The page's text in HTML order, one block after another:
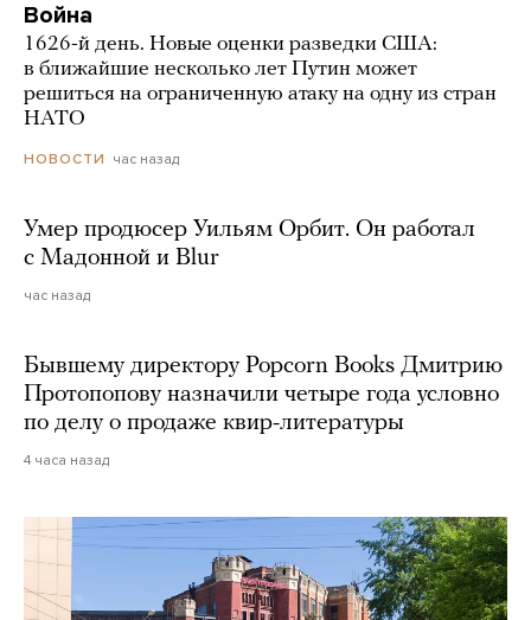
Война
1626-й день. Новые оценки разведки США:
в ближайшие несколько лет Путин может
решиться на ограниченную атаку на одну из стран
НАТО
НОВОСТИ час назад
Умер продюсер Уильям Орбит. Он работал
с Мадонной и Blur
час назад
Бывшему директору Popcorn Books Дмитрию
Протопопову назначили четыре года условно
по делу о продаже квир-литературы
4 часа назад